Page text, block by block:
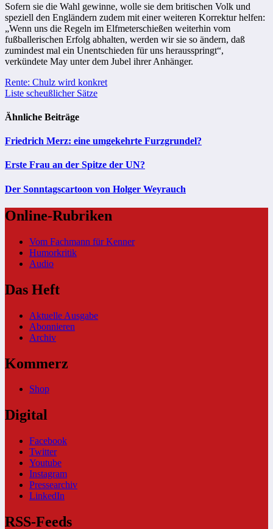
Sofern sie die Wahl gewinne, wolle sie dem britischen Volk und
speziell den Engländern zudem mit einer weiteren Korrektur helfen:
„Wenn uns die Regeln im Elfmeterschießen weiterhin vom
fußballerischen Erfolg abhalten, werden wir sie so ändern, daß
zumindest mal ein Unentschieden für uns herausspringt“,
verkündete May unter dem Jubel ihrer Anhänger.
Beitragsnavigation
Rente: Chulz wird konkret
Liste scheußlicher Sätze
Ähnliche Beiträge
Friedrich Merz: eine umgekehrte Furzgrundel?
Erste Frau an der Spitze der UN?
Der Sonntagscartoon von Holger Weyrauch
Online-Rubriken
Vom Fachmann für Kenner
Humorkritik
Audio
Das Heft
Aktuelle Ausgabe
Abonnieren
Archiv
Kommerz
Shop
Digital
Facebook
Twitter
Youtube
Instagram
Pressearchiv
LinkedIn
RSS-Feeds